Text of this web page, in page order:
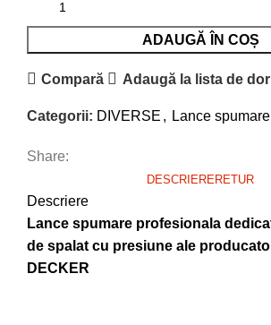
ADAUGĂ ÎN COȘ
Compară Adaugă la lista de
Categorii: DIVERSE , Lance spumare
Share:
DESCRIERERETUR
Descriere
Lance spumare profesionala
de spalat cu presiune ale
DECKER